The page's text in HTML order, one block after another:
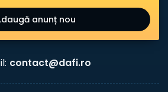
anunț nou
contact@dafi.ro